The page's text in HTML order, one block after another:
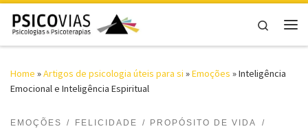
Skip to content
Search
Home »Artigos de psicologia úteis para si »Emoções »Inteligência
Emocional e Inteligência Espiritual
EMOÇÕES FELICIDADE
PROPÓSITO DE VIDA